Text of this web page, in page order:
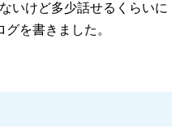
いけど多少話せるくらいに
を書きました。